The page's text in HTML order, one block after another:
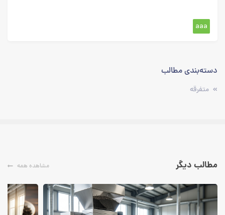
aaa
دسته‌بندی‌ مطالب
متفرقه
مطالب دیگر مشاهده همه